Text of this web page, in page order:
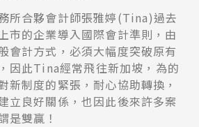
所合夥會計師張雅婷(Tina)過去
市的企業導入國際會計準則，由
會計方式，必須大幅度突破原有
因此Tina經常飛往新加坡，為的
新制度的緊張，耐心協助轉換，
立良好關係，也因此後來許多案
是雙贏！